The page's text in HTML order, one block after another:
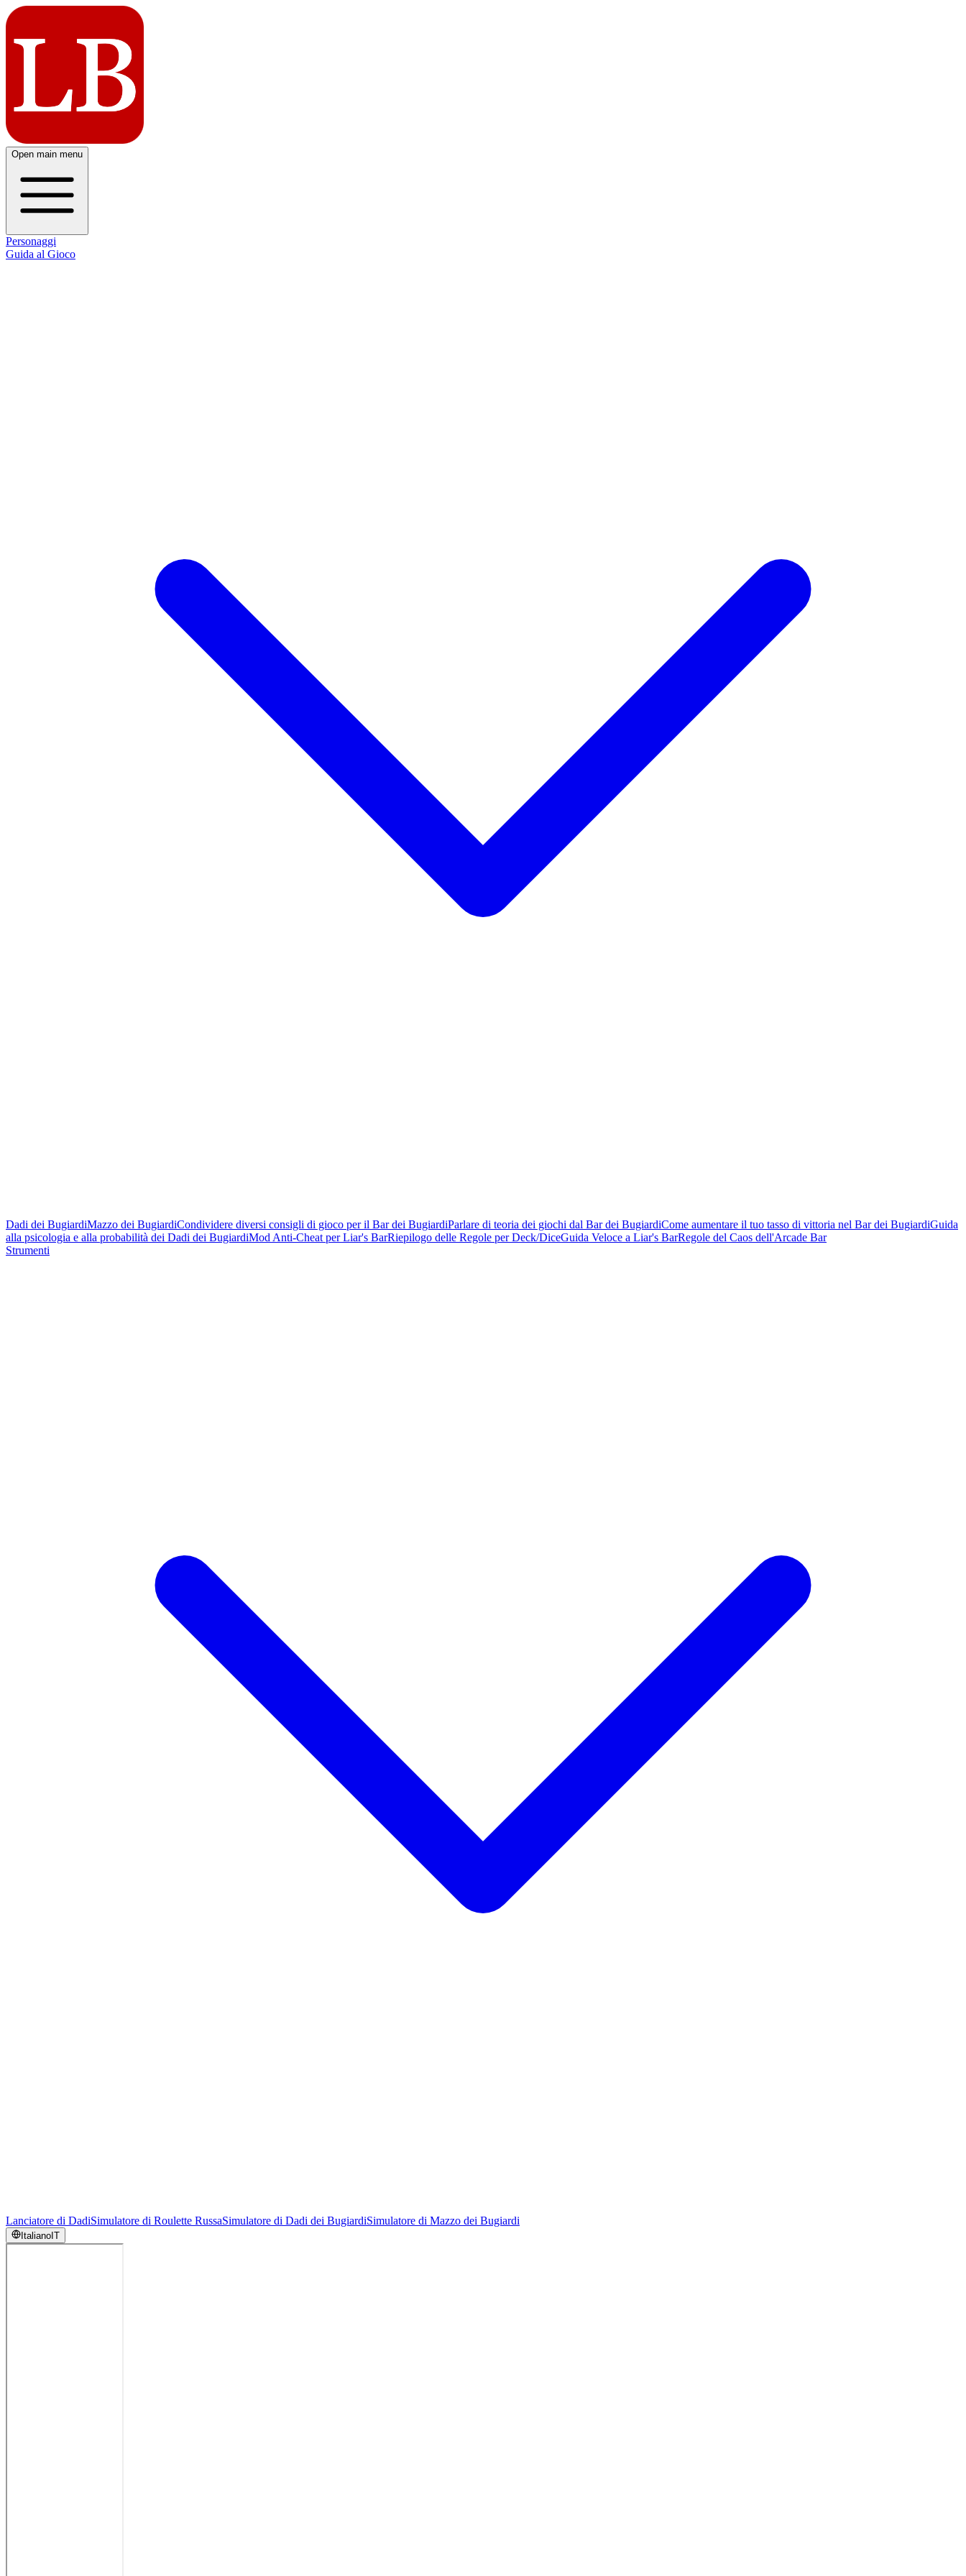
Open main menu
Personaggi
Guida al Gioco
Dadi dei BugiardiMazzo dei BugiardiCondividere diversi consigli di gioco per il Bar dei BugiardiParlare di teoria dei giochi dal Bar dei BugiardiCome aumentare il tuo tasso di vittoria nel Bar dei BugiardiGuida
alla psicologia e alla probabilità dei Dadi dei BugiardiMod Anti-Cheat per Liar's BarRiepilogo delle Regole per Deck/DiceGuida Veloce a Liar's BarRegole del Caos dell'Arcade Bar
Strumenti
Lanciatore di DadiSimulatore di Roulette RussaSimulatore di Dadi dei BugiardiSimulatore di Mazzo dei Bugiardi
Italiano IT